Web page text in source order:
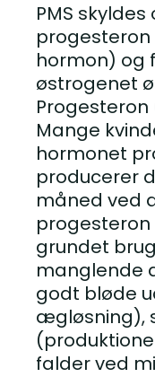
PMS
hormon) og
østrogenet
Progesteron
Mange
hormonet
producerer
måned ved
grundet
manglende
godt bløde
ægløsning),
falder ved